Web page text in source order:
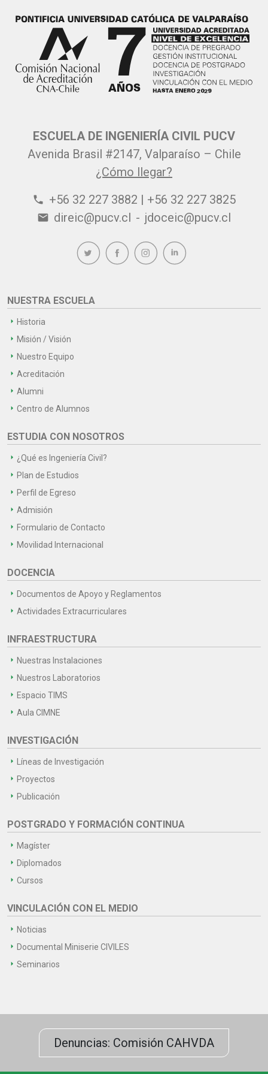
ESCUELA DE INGENIERÍA CIVIL PUCV
Avenida Brasil #2147, Valparaíso – Chile
¿Cómo llegar?
phone +56 32 227 3882 | +56 32 227 3825
email direic@pucv.cl - jdoceic@pucv.cl
NUESTRA ESCUELA
Historia
Misión / Visión
Nuestro Equipo
Acreditación
Alumni
Centro de Alumnos
ESTUDIA CON NOSOTROS
¿Qué es Ingeniería Civil?
Plan de Estudios
Perfil de Egreso
Admisión
Formulario de Contacto
Movilidad Internacional
DOCENCIA
Documentos de Apoyo y Reglamentos
Actividades Extracurriculares
INFRAESTRUCTURA
Nuestras Instalaciones
Nuestros Laboratorios
Espacio TIMS
Aula CIMNE
INVESTIGACIÓN
Líneas de Investigación
Proyectos
Publicación
POSTGRADO Y FORMACIÓN CONTINUA
Magíster
Diplomados
Cursos
VINCULACIÓN CON EL MEDIO
Noticias
Documental Miniserie CIVILES
Seminarios
Denuncias: Comisión CAHVDA